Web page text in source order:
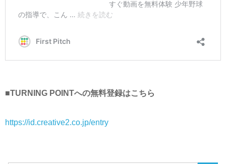
■TURNING POINTへの無料登録はこちら
https://id.creative2.co.jp/entry